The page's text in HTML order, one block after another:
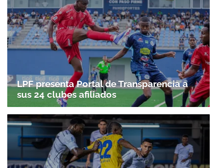
LPF presenta Portal de Transparencia a
sus 24 clubes afiliados